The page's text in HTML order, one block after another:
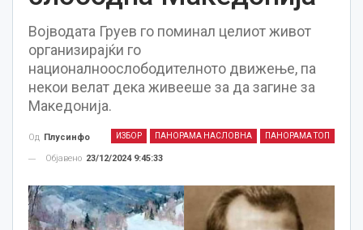
Војводата Груев го поминал целиот живот
организирајќи го
националноослободителното движење, па
некои велат дека живееше за да загине за
Македонија.
ИЗБОР ПАНОРАМА НАСЛОВНА ПАНОРАМА ТОП
Од Плусинфо
Објавено 23/12/2024 9:45:33